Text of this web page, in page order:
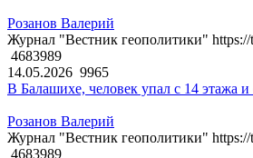
Розанов Валерий
Журнал "Вестник геополитики" https://
4683989
14.05.2026 9965
В Балашихе, человек упал с 14 этажа и
Розанов Валерий
Журнал "Вестник геополитики" https://
4683989